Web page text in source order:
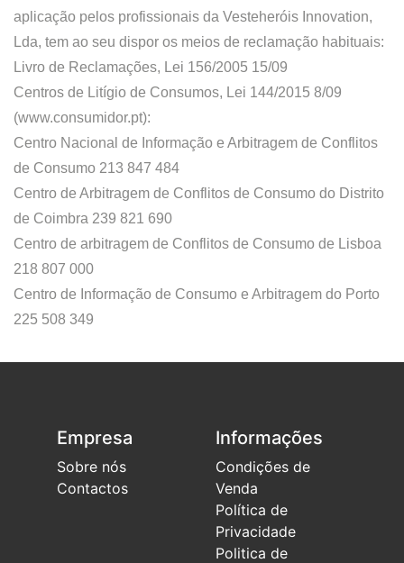
aplicação pelos profissionais da Vesteheróis Innovation,
Lda, tem ao seu dispor os meios de reclamação habituais:
Livro de Reclamações, Lei 156/2005 15/09
Centros de Litígio de Consumos, Lei 144/2015 8/09
(www.consumidor.pt):
Centro Nacional de Informação e Arbitragem de Conflitos
de Consumo 213 847 484
Centro de Arbitragem de Conflitos de Consumo do Distrito
de Coimbra 239 821 690
Centro de arbitragem de Conflitos de Consumo de Lisboa
218 807 000
Centro de Informação de Consumo e Arbitragem do Porto
225 508 349
Empresa
Sobre nós
Contactos
Informações
Condições de
Venda
Política de
Privacidade
Politica de